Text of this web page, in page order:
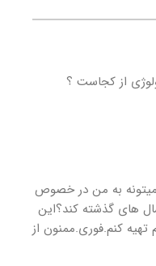
از کجاست ؟
به من در خصوص
های گذشته کند؟این
تهیه کنم.فوری.ممنون از